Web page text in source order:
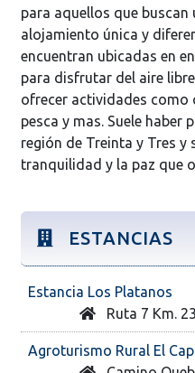
para aquellos que buscan
alojamiento única y
encuentran ubicadas en
para disfrutar del aire
ofrecer actividades como
pesca y mas. Suele
región de Treinta y Tres y
tranquilidad y la paz que
ESTANCIAS
Estancia Los Platanos
Ruta 7 Km.
Agroturismo Rural El